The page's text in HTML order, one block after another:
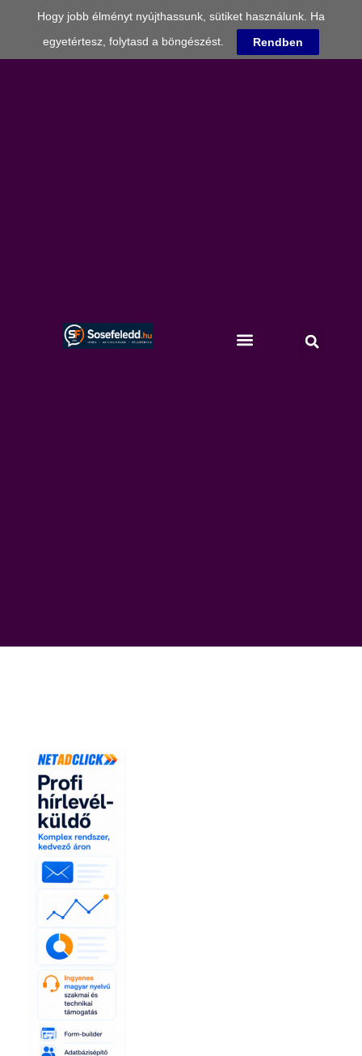
Hogy jobb élményt nyújthassunk, sütiket használunk. Ha
egyetértesz, folytasd a böngészést.
Rendben